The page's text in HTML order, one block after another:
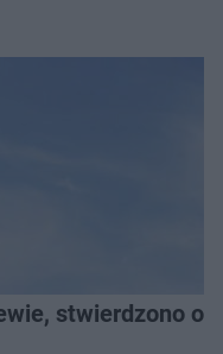
stwierdzono